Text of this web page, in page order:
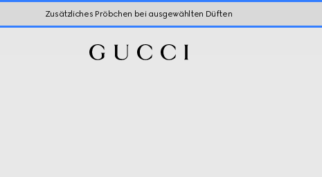
Zusätzliches Pröbchen bei ausgewählten Düften